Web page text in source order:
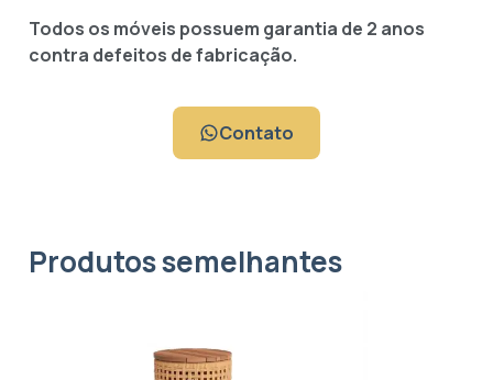
Todos os móveis possuem garantia de 2 anos
contra defeitos de fabricação.
Contato
Produtos semelhantes